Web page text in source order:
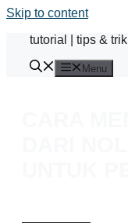
Skip to content
tutorial | tips & trik
Menu